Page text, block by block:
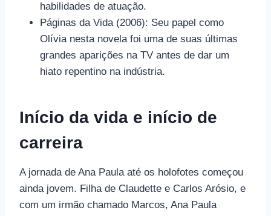
habilidades de atuação.
Páginas da Vida (2006): Seu papel como
Olívia nesta novela foi uma de suas últimas
grandes aparições na TV antes de dar um
hiato repentino na indústria.
Início da vida e início de
carreira
A jornada de Ana Paula até os holofotes começou
ainda jovem. Filha de Claudette e Carlos Arósio, e
com um irmão chamado Marcos, Ana Paula